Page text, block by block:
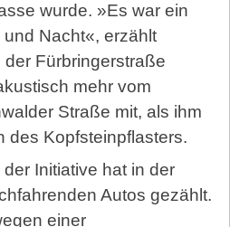
wurde. »Es war ein
Nacht«, erzählt
Fürbringerstraße
mehr vom
Straße mit, als ihm
des Kopfsteinpflasters.
Initiative hat in der
Autos gezählt.
einer